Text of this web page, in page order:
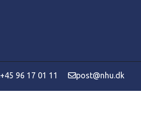
+45 96 17 01 11 post@nhu.dk